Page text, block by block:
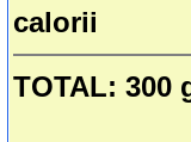
calorii
TOTAL: 300